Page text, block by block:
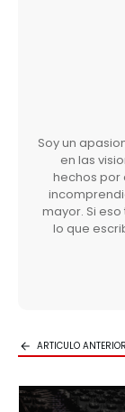
Soy un
en las
hechos por
mayor. Si
lo que
ARTICULO ANTERIOR